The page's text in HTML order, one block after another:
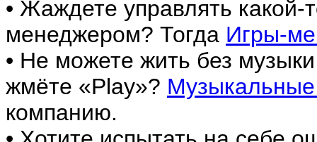
• Жаждете управлять
менеджером? Тогда Игры-
• Не можете жить без
жмёте «Play»?
компанию.